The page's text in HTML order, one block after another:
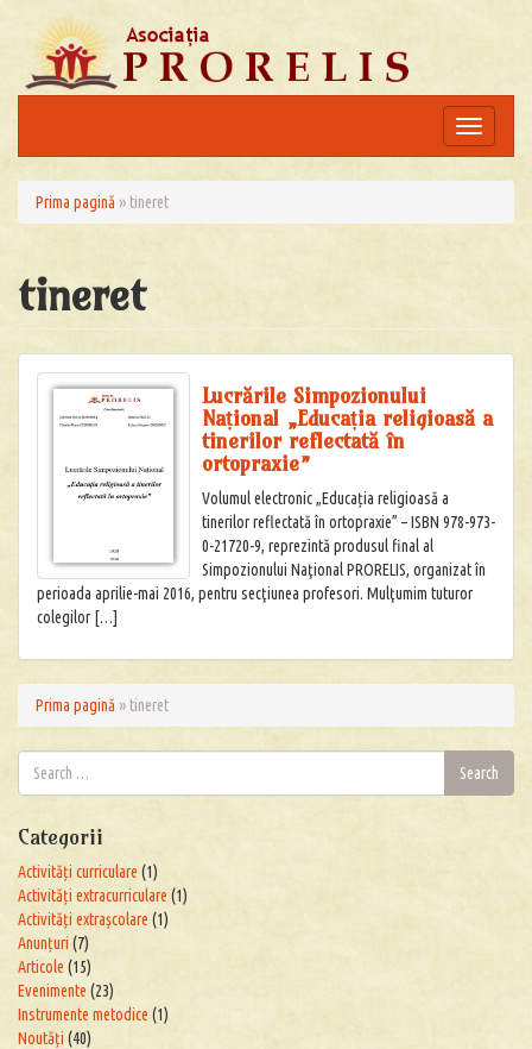
content
Toggle
navigation
Prima pagină » tineret
tineret
Lucrările Simpozionului
Național „Educația religioasă a
tinerilor reflectată în
ortopraxie”
Volumul electronic „Educația religioasă a
tinerilor reflectată în ortopraxie” – ISBN 978-973-
0-21720-9, reprezintă produsul final al
Simpozionului Naţional PRORELIS, organizat în
perioada aprilie-mai 2016, pentru secţiunea profesori. Mulţumim tuturor
colegilor […]
Prima pagină » tineret
Search
for:
Search
Categorii
Activități curriculare (1)
Activități extracurriculare (1)
Activități extrașcolare (1)
Anunțuri (7)
Articole (15)
Evenimente (23)
Instrumente metodice (1)
Noutăți (40)